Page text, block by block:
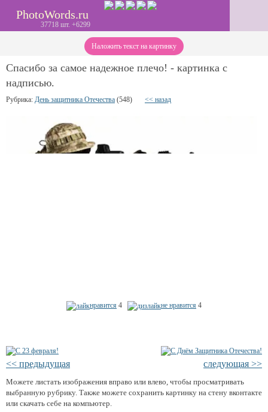
PhotoWords.ru
37718 шт. +6299
Наложить текст на картинку
Спасибо за самое надежное плечо! - картинка с
надписью.
Рубрика: День защитника Отечества (548) << назад
нравится 4 не нравится 4
<< предыдущая следующая >>
Можете листать изображения вправо или влево, чтобы просматривать
выбранную рубрику. Также можете сохранить картинку на стену вконтакте
или скачать себе на компьютер.